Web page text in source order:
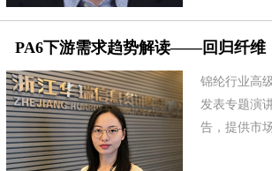
PA6下游需求趋势解读——回归纤维
锦纶行业高
发表专题演
告，提供市
马工程塑料有限公司
能源化工（宁夏）有限公司
源纤维科技有限公司
鸿福化纤实业有限公司
海晶聚合有限公司